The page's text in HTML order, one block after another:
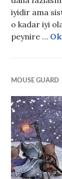
iyidir ama
o kadar iyi
peynire …
MOUSE GUARD